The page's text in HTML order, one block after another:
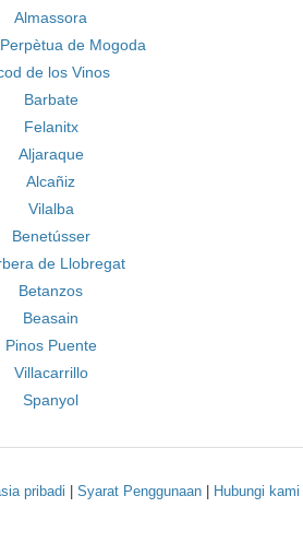
Almassora
de Mogoda
de los Vinos
Barbate
Felanitx
Aljaraque
Alcañiz
Vilalba
Benetússer
de Llobregat
Betanzos
Beasain
Pinos Puente
Villacarrillo
Spanyol
pribadi Syarat Penggunaan Hubungi kami